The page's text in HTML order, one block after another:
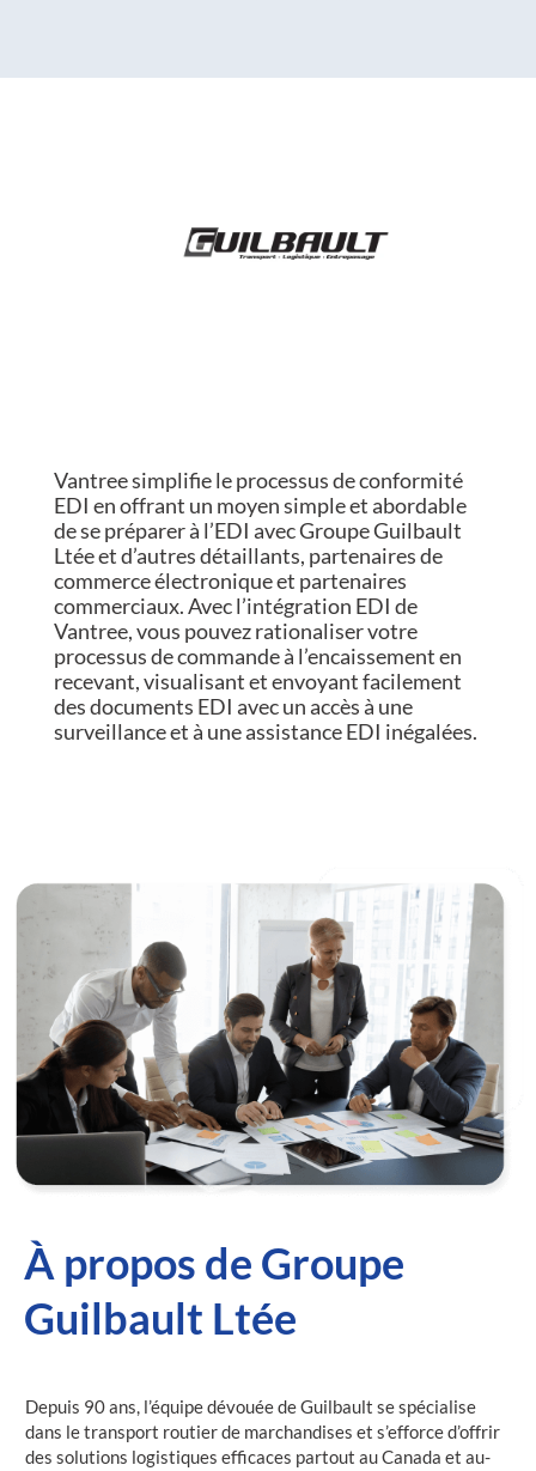
Vantree simplifie le processus de conformité
EDI en offrant un moyen simple et abordable
de se préparer à l’EDI avec Groupe Guilbault
Ltée et d’autres détaillants, partenaires de
commerce électronique et partenaires
commerciaux. Avec l’intégration EDI de
Vantree, vous pouvez rationaliser votre
processus de commande à l’encaissement en
recevant, visualisant et envoyant facilement
des documents EDI avec un accès à une
surveillance et à une assistance EDI inégalées.
À propos de Groupe
Guilbault Ltée
Depuis 90 ans, l’équipe dévouée de Guilbault se spécialise
dans le transport routier de marchandises et s’efforce d’offrir
des solutions logistiques efficaces partout au Canada et au-